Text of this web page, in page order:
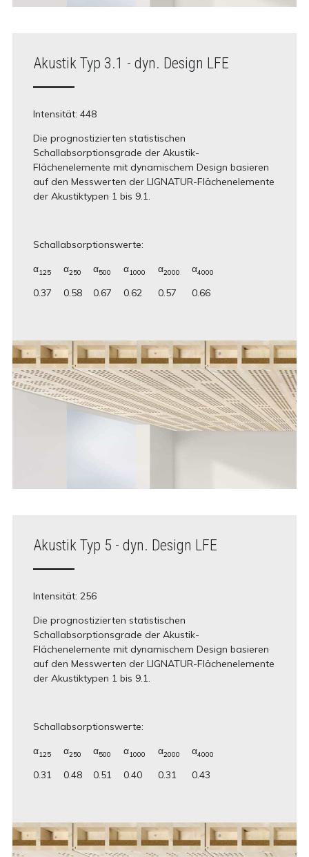
Akustik Typ 3.1 - dyn. Design LFE
Intensität: 448
Die prognostizierten statistischen
Schallabsorptionsgrade der Akustik-
Flächenelemente mit dynamischem Design basieren
auf den Messwerten der LIGNATUR-Flächenelemente
der Akustiktypen 1 bis 9.1.
Schallabsorptionswerte:
α125 α250 α500 α1000 α2000 α4000
0.37 0.58 0.67 0.62 0.57 0.66
Akustik Typ 5 - dyn. Design LFE
Intensität: 256
Die prognostizierten statistischen
Schallabsorptionsgrade der Akustik-
Flächenelemente mit dynamischem Design basieren
auf den Messwerten der LIGNATUR-Flächenelemente
der Akustiktypen 1 bis 9.1.
Schallabsorptionswerte:
α125 α250 α500 α1000 α2000 α4000
0.31 0.48 0.51 0.40 0.31 0.43